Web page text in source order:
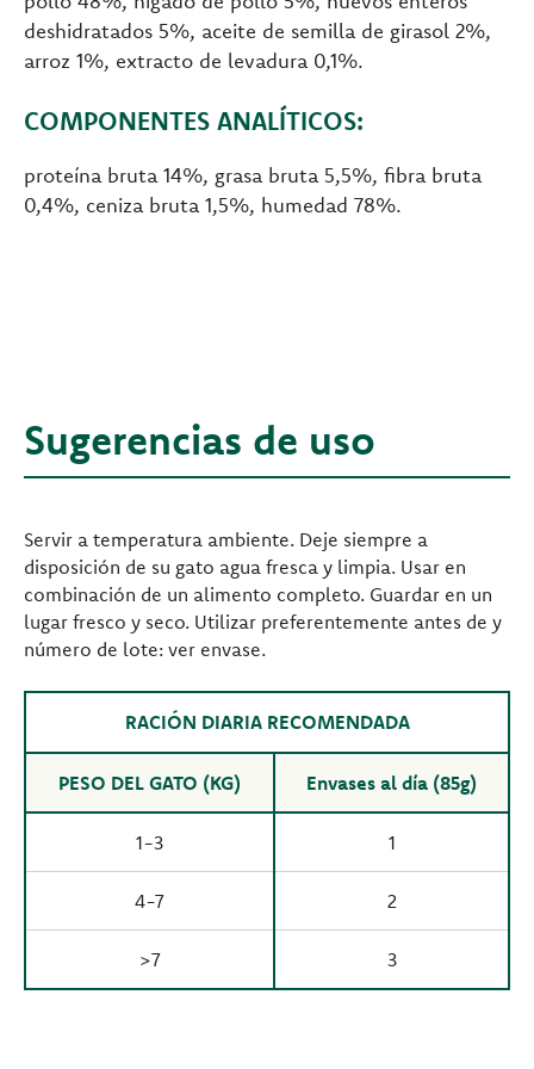
deshidratados 5%, aceite de semilla de girasol 2%,
arroz 1%, extracto de levadura 0,1%.
COMPONENTES ANALÍTICOS:
proteína bruta 14%, grasa bruta 5,5%, fibra bruta
0,4%, ceniza bruta 1,5%, humedad 78%.
Sugerencias de uso
Servir a temperatura ambiente. Deje siempre a
disposición de su gato agua fresca y limpia. Usar en
combinación de un alimento completo. Guardar en un
lugar fresco y seco. Utilizar preferentemente antes de y
número de lote: ver envase.
RACIÓN DIARIA RECOMENDADA
PESO DEL GATO (KG) Envases al día (85g)
1-3 1
4-7 2
>7 3